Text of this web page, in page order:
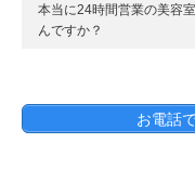
本当に24時間営業の美容
んですか？
お電話